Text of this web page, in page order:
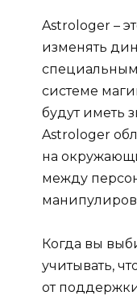
Astrologer –
изменять
системе
будут иметь
Astrologer
на
между
Когда вы
учитывать,
от